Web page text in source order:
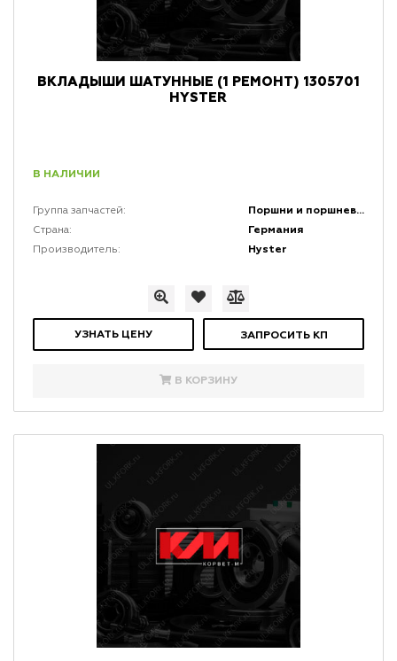
ВКЛАДЫШИ ШАТУННЫЕ (1 РЕМОНТ) 1305701
HYSTER
В НАЛИЧИИ
Группа запчастей: Поршни и поршневая группа двигателей
Страна: Германия
Производитель: Hyster
УЗНАТЬ ЦЕНУ ЗАПРОСИТЬ КП
В КОРЗИНУ